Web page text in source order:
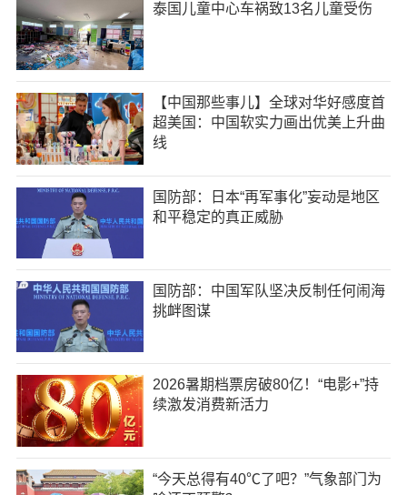
泰国儿童中心车祸致13名儿童受伤
【中国那些事儿】全球对华好感度首
超美国：中国软实力画出优美上升曲
线
国防部：日本“再军事化”妄动是地区
和平稳定的真正威胁
国防部：中国军队坚决反制任何闹海
挑衅图谋
2026暑期档票房破80亿！“电影+”持
续激发消费新活力
“今天总得有40℃了吧？”气象部门为